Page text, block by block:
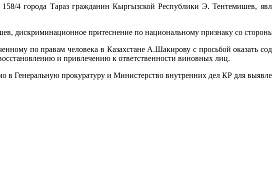
4 города Тараз гражданин Кыргызской Республики Э. Тентемишев,
дискриминационное притеснение по национальному признаку со
по правам человека в Казахстане А.Шакирову с просьбой оказать
и привлечению к ответственности виновных лиц.
в Генеральную прокуратуру и Министерство внутренних дел КР для